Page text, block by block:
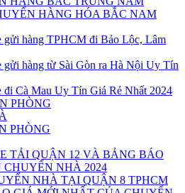
HÀNG HÓA BẮC NAM
gửi hàng TPHCM đi Bảo Lộc, Lâm
gửi hàng từ Sài Gòn ra Hà Nội Uy Tín
đi Cà Mau Uy Tín Giá Rẻ Nhất 2024
PHÒNG
PHÒNG
TẢI QUẬN 12 VÀ BẢNG BÁO
NHÀ 2024
NHÀ TẠI QUẬN 8 TPHCM